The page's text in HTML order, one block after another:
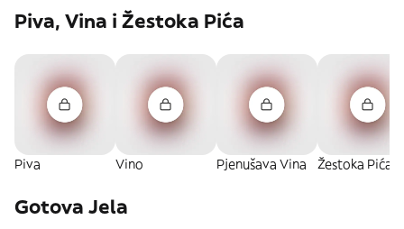
Piva, Vina i Žestoka Pića
Piva Vino Pjenušava Vina Žestoka Pića
Gotova Jela